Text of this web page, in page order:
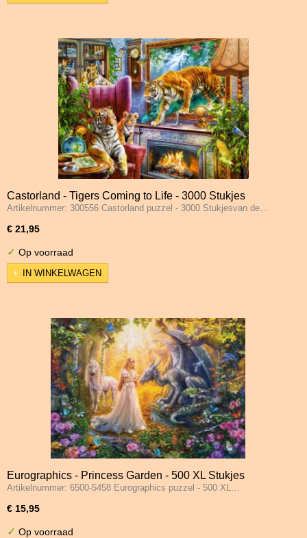
Castorland - Tigers Coming to Life - 3000 Stukjes
Artikelnummer: 300556 Castorland puzzel - 3000 Stukjesvan de…
€ 21,95
✓ Op voorraad
IN WINKELWAGEN
Eurographics - Princess Garden - 500 XL Stukjes
Artikelnummer: 6500-5458 Eurographics puzzel - 500 XL…
€ 15,95
✓ Op voorraad